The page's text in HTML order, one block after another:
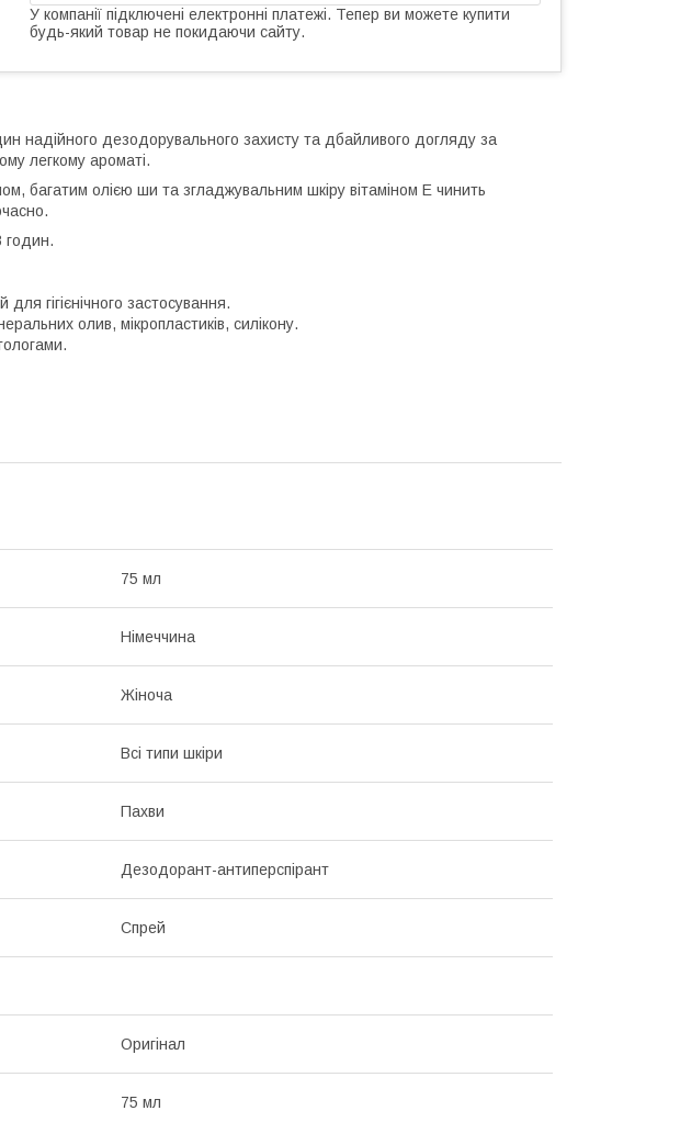
У компанії підключені електронні платежі. Тепер ви можете купити
будь-який товар не покидаючи сайту.
надійного дезодорувального захисту та дбайливого догляду за
легкому ароматі.
багатим олією ши та згладжувальним шкіру вітаміном Е чинить
годин.
гігієнічного застосування.
олив, мікропластиків, силікону.
75 мл
Німеччина
Жіноча
Всі типи шкіри
Пахви
Дезодорант-антиперспірант
Спрей
Оригінал
75 мл